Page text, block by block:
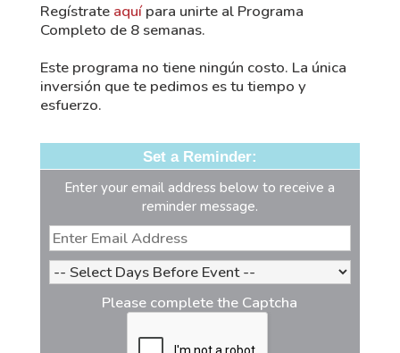
Regístrate aquípara unirte al Programa
Completo de 8 semanas.
Este programa no tiene ningún costo. La única
inversión que te pedimos es tu tiempo y
esfuerzo.
Set a Reminder:
Enter your email address below to receive a
reminder message.
Please complete the Captcha